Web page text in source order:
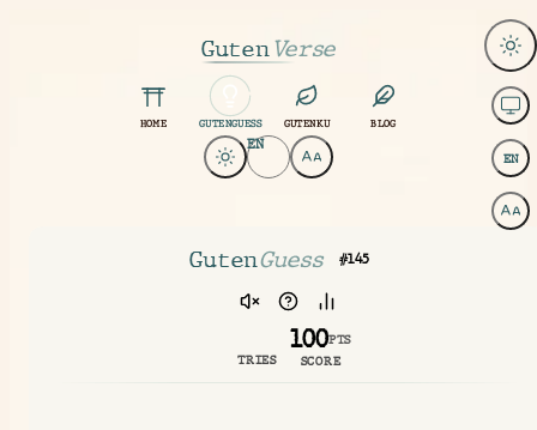
EN
GutenVerse
HOME GUTENGUESS GUTENKU BLOG
EN
GutenGuess
GutenGuess #145
TRIES
100PTS
SCORE